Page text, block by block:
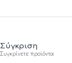
Σύγκριση
Συγκρίνετε προϊόντα